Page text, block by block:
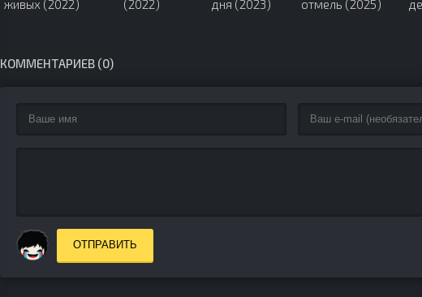
живых (2022)
(2022)
дня (2023)
отмель (2025)
КОММЕНТАРИЕВ (0)
ОТПРАВИТЬ